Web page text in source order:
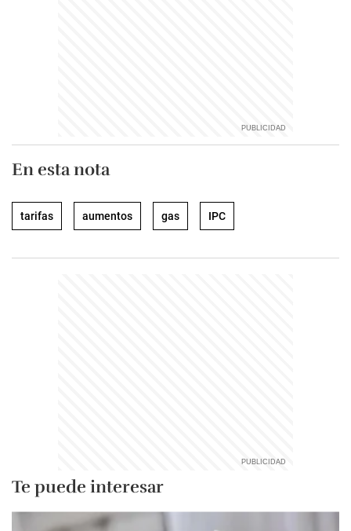
En esta nota
tarifas aumentos gas IPC
Te puede interesar